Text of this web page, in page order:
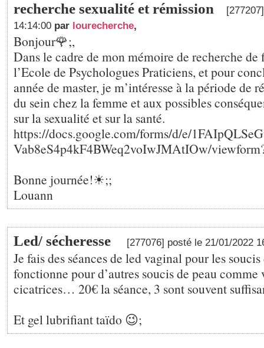
recherche sexualité et rémission
14:14:00 par lourecherche,
Bonjour🌹;,
Dans le cadre de mon mémoire de recherche de
l’Ecole de Psychologues Praticiens, et pour
année de master, je m’intéresse à la période de
du sein chez la femme et aux possibles
sur la sexualité et sur la santé.
https://docs.google.com/forms/d/e/
Vab8eS4p4kF4BWeq2voIwJMAtIOw/
Bonne journée!☀;️;
Louann
Led/ sécheresse [277076] posté le 21/01/2022
Je fais des séances de led vaginal pour les soucis
fonctionne pour d’autres soucis de peau comme
cicatrices… 20€ la séance, 3 sont souvent
Et gel lubrifiant taïdo 😉;